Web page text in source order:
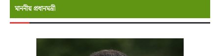
মাননীয় প্রধানমন্রী